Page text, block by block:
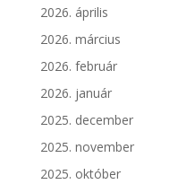
2026. április
2026. március
2026. február
2026. január
2025. december
2025. november
2025. október